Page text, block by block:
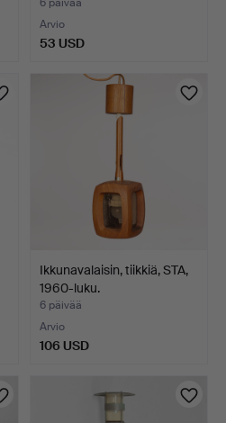
Arvio
53 USD
Ikkunavalaisin, tiikkiä, STA,
1960-luku.
6 päivää
Arvio
106 USD